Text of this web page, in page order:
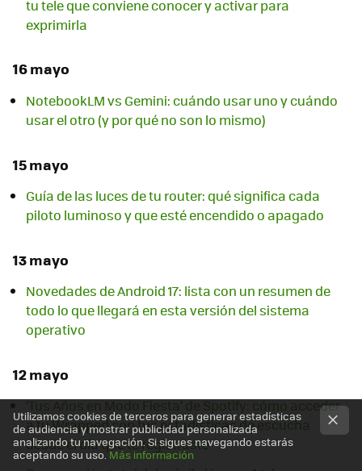
tu tele que conviene conocer y activar para
exprimirla
16 mayo
NotebookLM vs Gemini: cuándo usar uno y cuándo
usar el otro (y por qué no son lo mismo)
15 mayo
Guía de las luces de tu router: qué significa cada
piloto luminoso y que esté encendido o apagado
13 mayo
Novedades de Android 17: lista con un resumen de
todo lo que llegará en esta versión del sistema
operativo
12 mayo
‘Tus Años en Modo Fiesta’ de Spotify: cómo acceder
a tu Wrapped con tus estadísticas de escucha
desde el día que te registraste
Utilizamos cookies de terceros para generar estadísticas
de audiencia y mostrar publicidad personalizada
analizando tu navegación. Si sigues navegando estarás
aceptando su uso.Más información